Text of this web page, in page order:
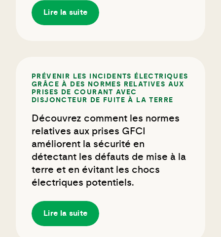
Lire la suite
PRÉVENIR LES INCIDENTS ÉLECTRIQUES
GRÂCE À DES NORMES RELATIVES AUX
PRISES DE COURANT AVEC
DISJONCTEUR DE FUITE À LA TERRE
Découvrez comment les normes
relatives aux prises GFCI
améliorent la sécurité en
détectant les défauts de mise à la
terre et en évitant les chocs
électriques potentiels.
Lire la suite